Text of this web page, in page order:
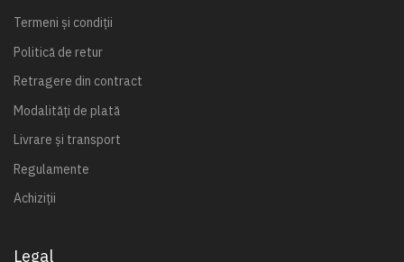
Termeni și condiții
Politică de retur
Retragere din contract
Modalități de plată
Livrare și transport
Regulamente
Achiziții
Legal